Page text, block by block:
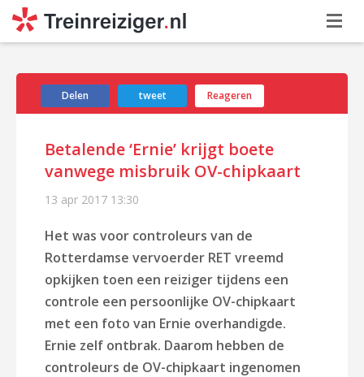
Delen tweet Reageren
Betalende ‘Ernie’ krijgt boete
vanwege misbruik OV-chipkaart
13 apr 2017 13:30
Het was voor controleurs van de
Rotterdamse vervoerder RET vreemd
opkijken toen een reiziger tijdens een
controle een persoonlijke OV-chipkaart
met een foto van Ernie overhandigde.
Ernie zelf ontbrak. Daarom hebben de
controleurs de OV-chipkaart ingenomen